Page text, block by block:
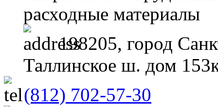
расходные материалы
198205, город
Таллинское ш. дом
(812) 702-57-30